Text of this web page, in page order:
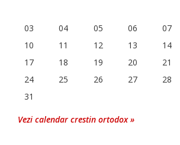
03
04 05 06 07
10
11 12 13 14
17
18 19 20 21
24
25 26 27 28
31
Vezi calendar crestin ortodox »